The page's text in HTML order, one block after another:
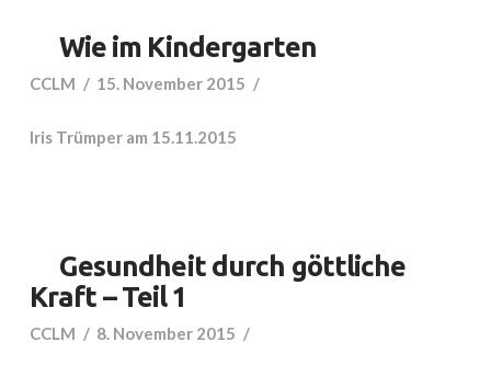
Wie im Kindergarten
CCLM 15. November 2015
Iris Trümper am 15.11.2015
Gesundheit durch göttliche
Kraft – Teil 1
CCLM 8. November 2015